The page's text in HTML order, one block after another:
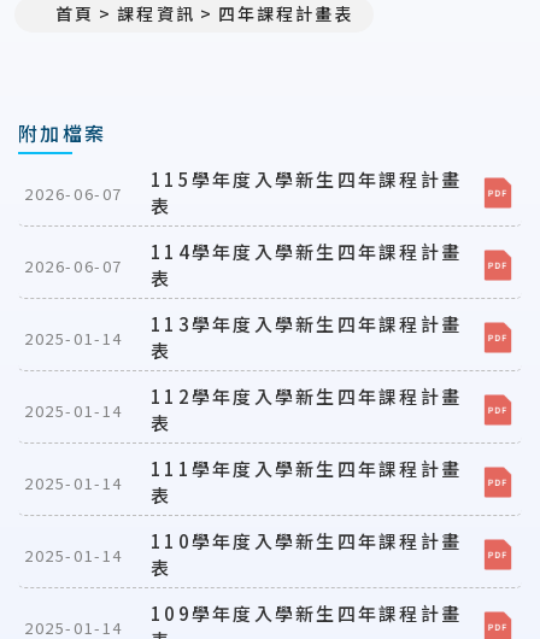
首頁 課程資訊 四年課程計畫表
附加檔案
2026-06-07
115學年度入學新生四年課程計畫
表
2026-06-07
114學年度入學新生四年課程計畫
表
2025-01-14
113學年度入學新生四年課程計畫
表
2025-01-14
112學年度入學新生四年課程計畫
表
2025-01-14
111學年度入學新生四年課程計畫
表
2025-01-14
110學年度入學新生四年課程計畫
表
2025-01-14
109學年度入學新生四年課程計畫